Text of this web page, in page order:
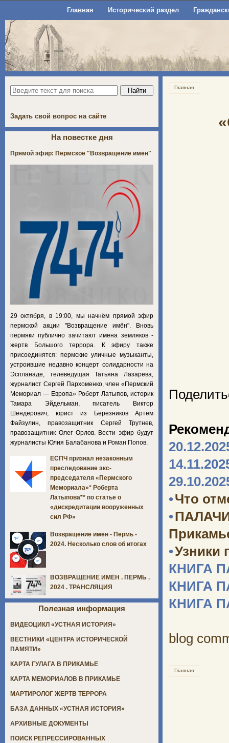
Главная Исторический раздел
Главная
•Что
•
•Узники
КНИГА
КНИГА
КНИГА
blog
Главная
Задать свой вопрос на сайте
На повестке дня
Прямой эфир: Пермское "Возвращение имён"
29 октября, в 19:00, мы начнём прямой эфир
пермской акции "Возвращение имён". Вновь
пермяки публично зачитают имена земляков -
жертв Большого террора. К эфиру также
присоединятся: пермские уличные музыканты,
устроившие недавно концерт солидарности на
Эспланаде, телеведущая Татьяна Лазарева,
журналист Сергей Пархоменко, член «Пермский
Мемориал — Европа» Роберт Латыпов, историк
Тамара Эйдельман, писатель Виктор
Шендерович, юрист из Березников Артём
Файзулин, правозащитник Сергей Трутнев,
правозащитник Олег Орлов. Вести эфир будут
журналисты Юлия Балабанова и Роман Попов.
ЕСПЧ признал незаконным
преследование экс-
председателя «Пермского
Мемориала»* Роберта
Латыпова** по статье о
«дискредитации вооруженных
сил РФ»
Возвращение имён - Пермь -
2024. Несколько слов об итогах
ВОЗВРАЩЕНИЕ ИМЁН . ПЕРМЬ .
2024 . ТРАНСЛЯЦИЯ
Полезная информация
ВИДЕОЦИКЛ «УСТНАЯ ИСТОРИЯ»
ВЕСТНИКИ «ЦЕНТРА ИСТОРИЧЕСКОЙ
ПАМЯТИ»
КАРТА ГУЛАГА В ПРИКАМЬЕ
КАРТА МЕМОРИАЛОВ В ПРИКАМЬЕ
МАРТИРОЛОГ ЖЕРТВ ТЕРРОРА
БАЗА ДАННЫХ «УСТНАЯ ИСТОРИЯ»
АРХИВНЫЕ ДОКУМЕНТЫ
ПОИСК РЕПРЕССИРОВАННЫХ